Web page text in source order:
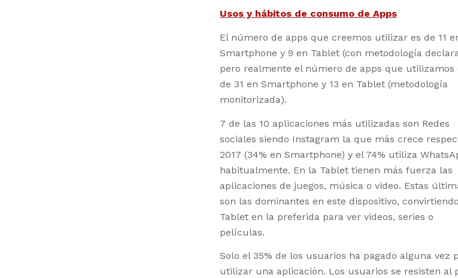
Usos y hábitos de consumo de Apps
El número de apps que creemos utilizar es de 11
Smartphone y 9 en Tablet (con metodología
pero realmente el número de apps que utilizamos
de 31 en Smartphone y 13 en Tablet (metodología
monitorizada).
7 de las 10 aplicaciones más utilizadas son Redes
sociales siendo Instagram la que más crece
2017 (34% en Smartphone) y el 74% utiliza
habitualmente. En la Tablet tienen más fuerza las
aplicaciones de juegos, música o video. Estas
son las dominantes en este dispositivo,
Tablet en la preferida para ver videos, series o
películas.
Solo el 35% de los usuarios ha pagado alguna vez
utilizar una aplicación. Los usuarios se resisten al